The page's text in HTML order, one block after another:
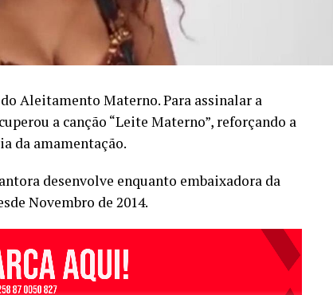
Aleitamento Materno. Para assinalar a
a canção “Leite Materno”, reforçando a
da amamentação.
desenvolve enquanto embaixadora da
Novembro de 2014.